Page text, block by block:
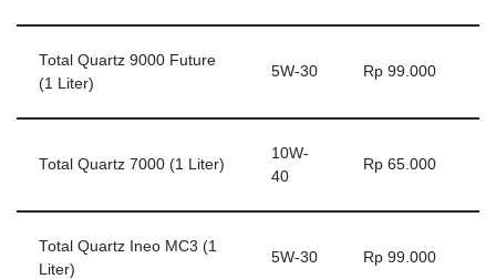
Total Quartz 9000 Future
(1 Liter)
5W-30 Rp 99.000
Total Quartz 7000 (1 Liter)
10W-
40
Rp 65.000
Total Quartz Ineo MC3 (1
Liter)
5W-30 Rp 99.000